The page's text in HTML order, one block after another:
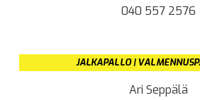
040 557 2576
JALKAPALLO |
Ari Seppälä